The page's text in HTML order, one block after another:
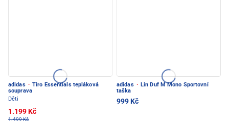
adidas · Tiro Essentials tepláková
souprava
Děti
1.199 Kč
1.499 Kč
adidas · Lin Duf M Mono Sportovní
taška
999 Kč